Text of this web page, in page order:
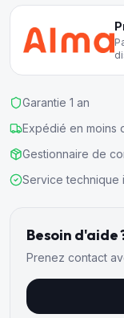
Garantie 1 an
Expédié en moins
Gestionnaire de
Service technique
Besoin d'aide
Prenez contact